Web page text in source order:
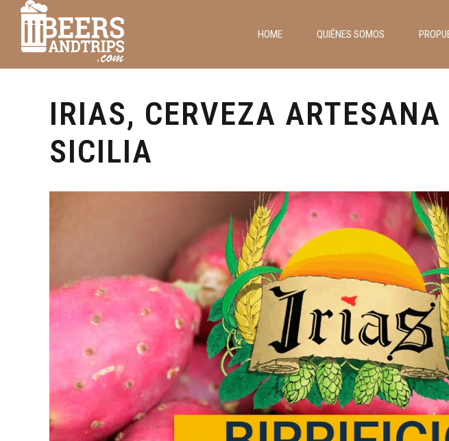
HOME QUIÉNES SOMOS
Cervezas y Viajes
IRIAS, CERVEZA ARTESANA
SICILIA